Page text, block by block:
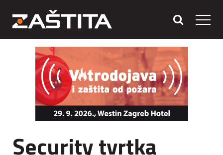
Security tvrtka